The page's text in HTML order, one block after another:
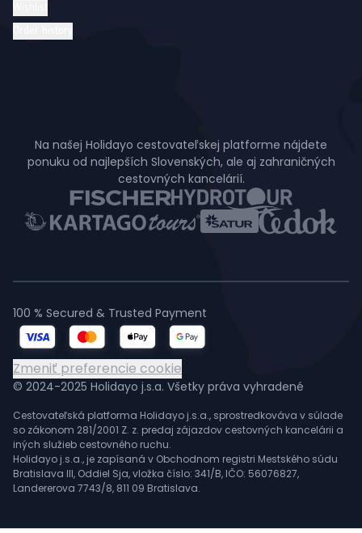
Na našej Holidayo cestovateľskej platforme nájdete
ponuku od najlepších Slovenských, ale aj zahraničných
cestovných kancelárií.
© 2024-2025 Holidayo j.s.a. Všetky práva vyhradené
Cestovateľská platforma Holidayo j.s.a., sprostredkováva v súlade
so zákonom 281/2001 Z. z. predaj zájazdov cestovných kancelárii a
iných služieb cestovného ruchu.
Holidayo j.s.a., je zapísaná v Obchodnom registri Mestského súdu
Bratislava III, Oddiel Sja, vložka číslo: 341/B, IČO: 56076827,
Landererova 7743/8, 811 09 Bratislava.
100 % Secured & Trusted Payment
Zmeniť preferencie cookie